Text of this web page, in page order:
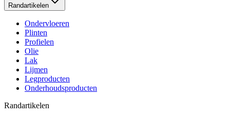
Randartikelen
Ondervloeren
Plinten
Profielen
Olie
Lak
Lijmen
Legproducten
Onderhoudsproducten
Randartikelen